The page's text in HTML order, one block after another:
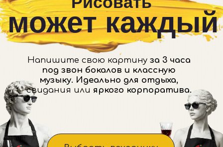
Напишите свою картинуза 3 часа
под звон бокалов и классную
музыку. Идеально для отдыха,
свидания или яркого корпоратива.
Выбрать вечеринку
Заказать корпоратив
СОЗДАЙ СВОЙ ШЕДЕВР